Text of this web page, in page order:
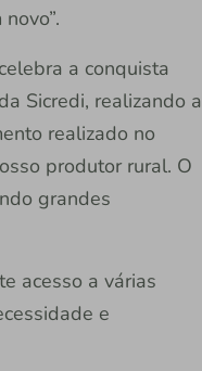
a conquista
Sicredi, realizando a
realizado no
produtor rural. O
grandes
acesso a várias
e